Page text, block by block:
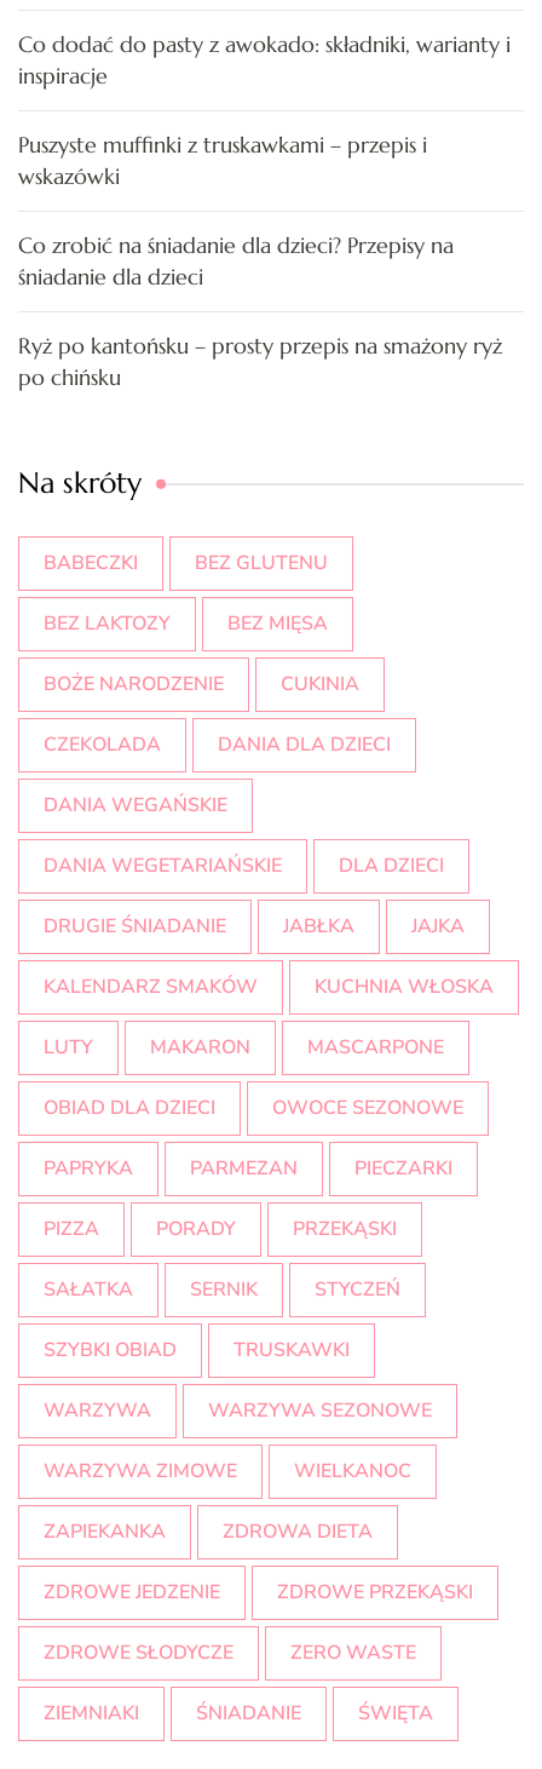
Co dodać do pasty z awokado: składniki, warianty i
inspiracje
Puszyste muffinki z truskawkami – przepis i
wskazówki
Co zrobić na śniadanie dla dzieci? Przepisy na
śniadanie dla dzieci
Ryż po kantońsku – prosty przepis na smażony ryż
po chińsku
Na skróty
BABECZKI BEZ GLUTENU
BEZ LAKTOZY BEZ MIĘSA
BOŻE NARODZENIE CUKINIA
CZEKOLADA DANIA DLA DZIECI
DANIA WEGAŃSKIE
DANIA WEGETARIAŃSKIE DLA DZIECI
DRUGIE ŚNIADANIE JABŁKA JAJKA
KALENDARZ SMAKÓW KUCHNIA WŁOSKA
LUTY MAKARON MASCARPONE
OBIAD DLA DZIECI OWOCE SEZONOWE
PAPRYKA PARMEZAN PIECZARKI
PIZZA PORADY PRZEKĄSKI
SAŁATKA SERNIK STYCZEŃ
SZYBKI OBIAD TRUSKAWKI
WARZYWA WARZYWA SEZONOWE
WARZYWA ZIMOWE WIELKANOC
ZAPIEKANKA ZDROWA DIETA
ZDROWE JEDZENIE ZDROWE PRZEKĄSKI
ZDROWE SŁODYCZE ZERO WASTE
ZIEMNIAKI ŚNIADANIE ŚWIĘTA